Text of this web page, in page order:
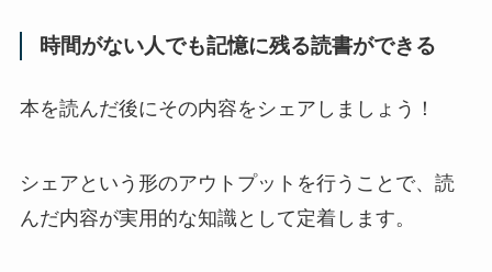
時間がない人でも記憶に残る読書ができる
本を読んだ後にその内容をシェアしましょう！
シェアという形のアウトプットを行うことで、読
んだ内容が実用的な知識として定着します。